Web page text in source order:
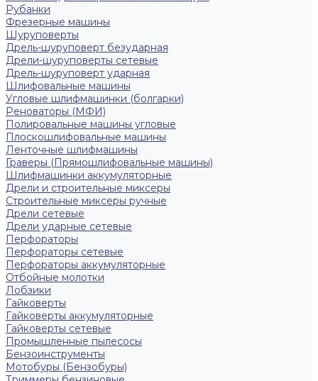
Рубанки
Фрезерные машины
Шуруповерты
Дрель-шуруповерт безударная
Дрели-шуруповерты сетевые
Дрель-шуруповерт ударная
Шлифовальные машины
Угловые шлифмашинки (болгарки)
Реноваторы (МФИ)
Полировальные машины угловые
Плоскошлифовальные машины
Ленточные шлифмашины
Граверы (Прямошлифовальные машины)
Шлифмашинки аккумуляторные
Дрели и строительные миксеры
Строительные миксеры ручные
Дрели сетевые
Дрели ударные сетевые
Перфораторы
Перфораторы сетевые
Перфораторы аккумуляторные
Отбойные молотки
Лобзики
Гайковерты
Гайковерты аккумуляторные
Гайковерты сетевые
Промышленные пылесосы
Бензоинструменты
Мотобуры (Бензобуры)